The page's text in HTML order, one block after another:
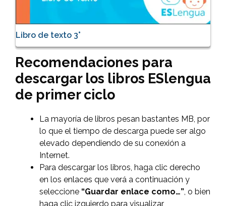
Libro de texto 3°
Recomendaciones para
descargar los libros ESlengua
de primer ciclo
La mayoría de libros pesan bastantes MB, por
lo que el tiempo de descarga puede ser algo
elevado dependiendo de su conexión a
Internet.
Para descargar los libros, haga clic derecho
en los enlaces que verá a continuación y
seleccione “Guardar enlace como…”, o bien
haga clic izquierdo para visualizar